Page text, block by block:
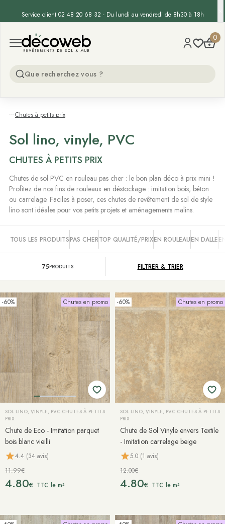
-15% supp. sur les gazons synthétiques - Code : GAZON15
Open menu
Decoweb 0
...Chutes à petits prix
Sol lino, vinyle, PVC
CHUTES À PETITS PRIX
Chutes de sol PVC en rouleau pas cher : le bon plan déco à prix mini !
Profitez de nos fins de rouleaux en déstockage : imitation bois, béton
ou carrelage. Faciles à poser, ces chutes de revêtement de sol de style
lino sont idéales pour vos petits projets et aménagements malins.
TOUS LES PRODUITSPAS CHERTOP QUALITÉ/PRIXEN ROULEAUEN DALLE
75PRODUITS FILTRER & TRIER
-60% Chutes en promo
SOL LINO, VINYLE, PVC CHUTES À PETITS
PRIX
Chute de Eco - Imitation parquet
bois blanc vieilli
4.4 (34 avis)
11.99€
4.80€ TTC le m²
-60% Chutes en promo
SOL LINO, VINYLE, PVC CHUTES À PETITS
PRIX
Chute de Sol Vinyle envers Textile
- Imitation carrelage beige
5.0 (1 avis)
12.00€
4.80€ TTC le m²